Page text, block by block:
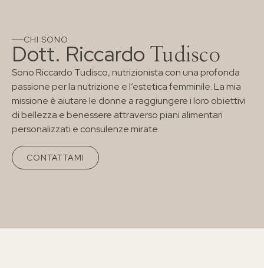
CHI SONO
Dott. Riccardo Tudisco
Sono Riccardo Tudisco, nutrizionista con una profonda
passione per la nutrizione e l’estetica femminile. La mia
missione è aiutare le donne a raggiungere i loro obiettivi
di bellezza e benessere attraverso piani alimentari
personalizzati e consulenze mirate.
CONTATTAMI